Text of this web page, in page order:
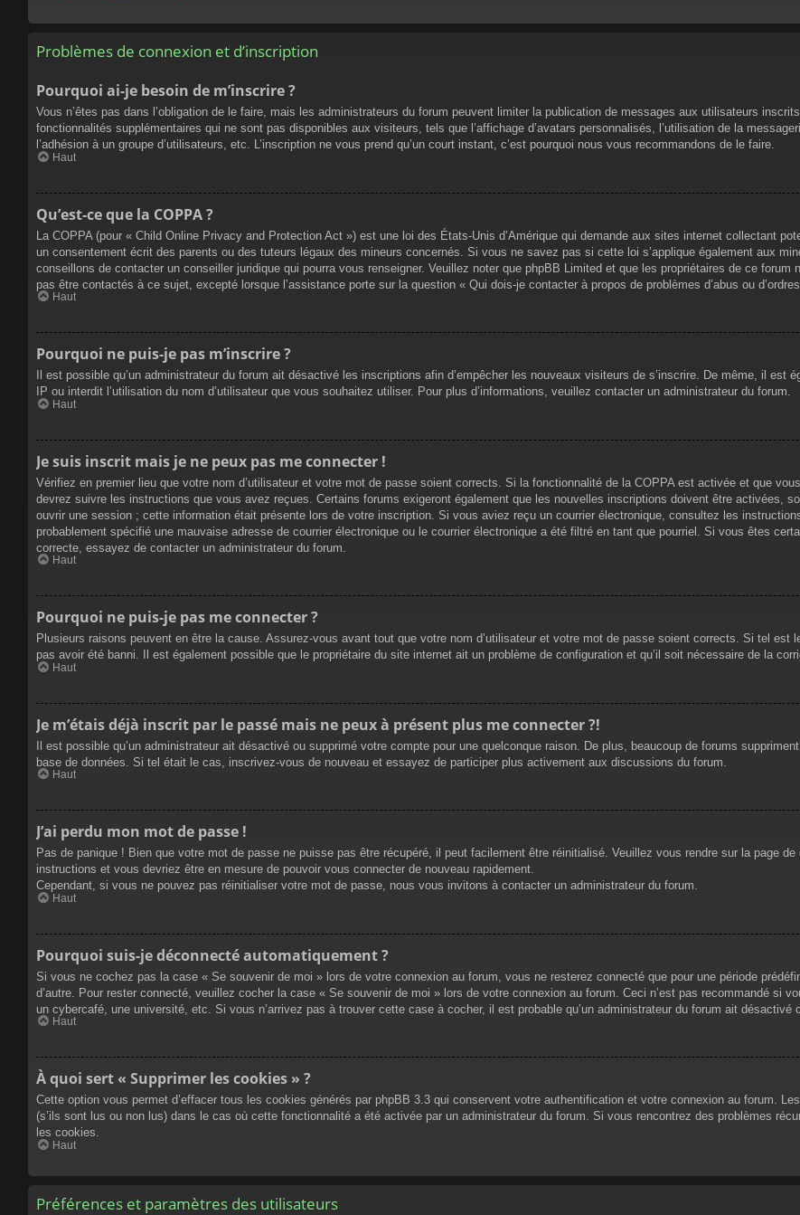
Problèmes de connexion et d’inscription
Pourquoi ai-je besoin de m’inscrire ?
Vous n’êtes pas dans l’obligation de le faire, mais les administrateurs du forum peuvent limiter la publication de messages aux utilisateurs
fonctionnalités supplémentaires qui ne sont pas disponibles aux visiteurs, tels que l’affichage d’avatars personnalisés, l’utilisation de la
l’adhésion à un groupe d’utilisateurs, etc. L’inscription ne vous prend qu’un court instant, c’est pourquoi nous vous recommandons de le faire.
Haut
Qu’est-ce que la COPPA ?
La COPPA (pour « Child Online Privacy and Protection Act ») est une loi des États-Unis d’Amérique qui demande aux sites internet collectant
un consentement écrit des parents ou des tuteurs légaux des mineurs concernés. Si vous ne savez pas si cette loi s’applique également aux
conseillons de contacter un conseiller juridique qui pourra vous renseigner. Veuillez noter que phpBB Limited et que les propriétaires de ce
pas être contactés à ce sujet, excepté lorsque l’assistance porte sur la question « Qui dois-je contacter à propos de problèmes d’abus ou
Haut
Pourquoi ne puis-je pas m’inscrire ?
Il est possible qu’un administrateur du forum ait désactivé les inscriptions afin d’empêcher les nouveaux visiteurs de s’inscrire. De même, il est
IP ou interdit l’utilisation du nom d’utilisateur que vous souhaitez utiliser. Pour plus d’informations, veuillez contacter un administrateur du forum.
Haut
Je suis inscrit mais je ne peux pas me connecter !
Vérifiez en premier lieu que votre nom d’utilisateur et votre mot de passe soient corrects. Si la fonctionnalité de la COPPA est activée et que
devrez suivre les instructions que vous avez reçues. Certains forums exigeront également que les nouvelles inscriptions doivent être activées,
ouvrir une session ; cette information était présente lors de votre inscription. Si vous aviez reçu un courrier électronique, consultez les
probablement spécifié une mauvaise adresse de courrier électronique ou le courrier électronique a été filtré en tant que pourriel. Si vous êtes
correcte, essayez de contacter un administrateur du forum.
Haut
Pourquoi ne puis-je pas me connecter ?
Plusieurs raisons peuvent en être la cause. Assurez-vous avant tout que votre nom d’utilisateur et votre mot de passe soient corrects. Si tel
pas avoir été banni. Il est également possible que le propriétaire du site internet ait un problème de configuration et qu’il soit nécessaire de la
Haut
Je m’étais déjà inscrit par le passé mais ne peux à présent plus me connecter ?!
Il est possible qu’un administrateur ait désactivé ou supprimé votre compte pour une quelconque raison. De plus, beaucoup de forums
base de données. Si tel était le cas, inscrivez-vous de nouveau et essayez de participer plus activement aux discussions du forum.
Haut
J’ai perdu mon mot de passe !
Pas de panique ! Bien que votre mot de passe ne puisse pas être récupéré, il peut facilement être réinitialisé. Veuillez vous rendre sur la page
instructions et vous devriez être en mesure de pouvoir vous connecter de nouveau rapidement.
Cependant, si vous ne pouvez pas réinitialiser votre mot de passe, nous vous invitons à contacter un administrateur du forum.
Haut
Pourquoi suis-je déconnecté automatiquement ?
Si vous ne cochez pas la case « Se souvenir de moi » lors de votre connexion au forum, vous ne resterez connecté que pour une période
d’autre. Pour rester connecté, veuillez cocher la case « Se souvenir de moi » lors de votre connexion au forum. Ceci n’est pas recommandé si
un cybercafé, une université, etc. Si vous n’arrivez pas à trouver cette case à cocher, il est probable qu’un administrateur du forum ait désactivé
Haut
À quoi sert « Supprimer les cookies » ?
Cette option vous permet d’effacer tous les cookies générés par phpBB 3.3 qui conservent votre authentification et votre connexion au forum.
(s’ils sont lus ou non lus) dans le cas où cette fonctionnalité a été activée par un administrateur du forum. Si vous rencontrez des problèmes
les cookies.
Haut
Préférences et paramètres des utilisateurs